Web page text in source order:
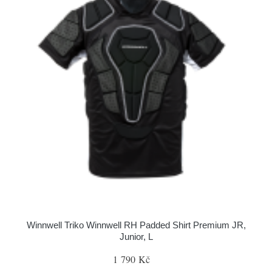
Winnwell Triko Winnwell RH Padded Shirt Premium JR,
Junior, L
1 790 Kč